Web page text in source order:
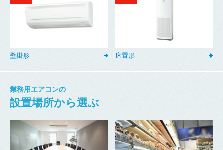
壁掛形 床置形
業務用エアコンの
設置場所から選ぶ